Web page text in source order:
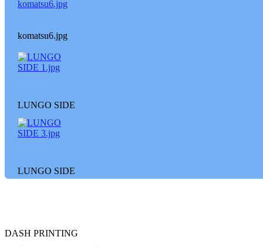
komatsu6.jpg
LUNGO SIDE
1.jpg
LUNGO SIDE
3.jpg
DASH PRINTING